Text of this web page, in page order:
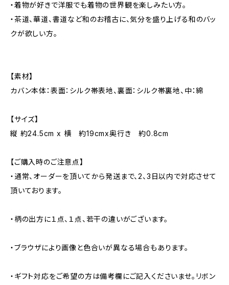
・着物が好きで洋服でも着物の世界観を楽しみたい方。
・茶道、華道、書道など和のお稽古に、気分を盛り上げる和のバッ
クが欲しい方。
【素材】
カバン本体：表面：シルク帯表地、裏面：シルク帯裏地、中：綿
【サイズ】
縦 約24.5cm x 横 約19cmx奥行き 約0.8cm
【ご購入時のご注意点】
・通常、オーダーを頂いてから発送まで、2、3日以内で対応させて
頂いております。
・柄の出方に１点、１点、若干の違いがございます。
・ブラウザにより画像と色合いが異なる場合もあります。
・ギフト対応をご希望の方は備考欄にご記入くださいませ。リボン